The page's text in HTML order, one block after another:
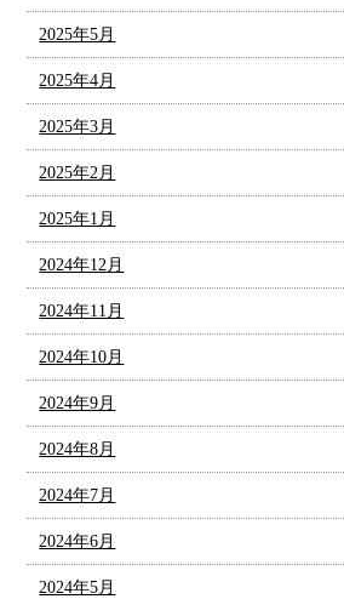
2025年5月
2025年4月
2025年3月
2025年2月
2025年1月
2024年12月
2024年11月
2024年10月
2024年9月
2024年8月
2024年7月
2024年6月
2024年5月